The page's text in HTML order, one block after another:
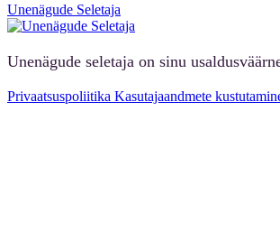
Unenägude Seletaja
Unenägude seletaja on sinu
Privaatsuspoliitika Kasutajaandmete